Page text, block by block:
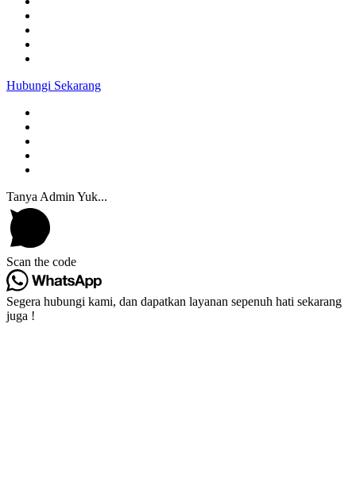
Hubungi Sekarang
Tanya Admin Yuk...
Scan the code
Segera hubungi kami, dan dapatkan layanan sepenuh hati sekarang
juga !